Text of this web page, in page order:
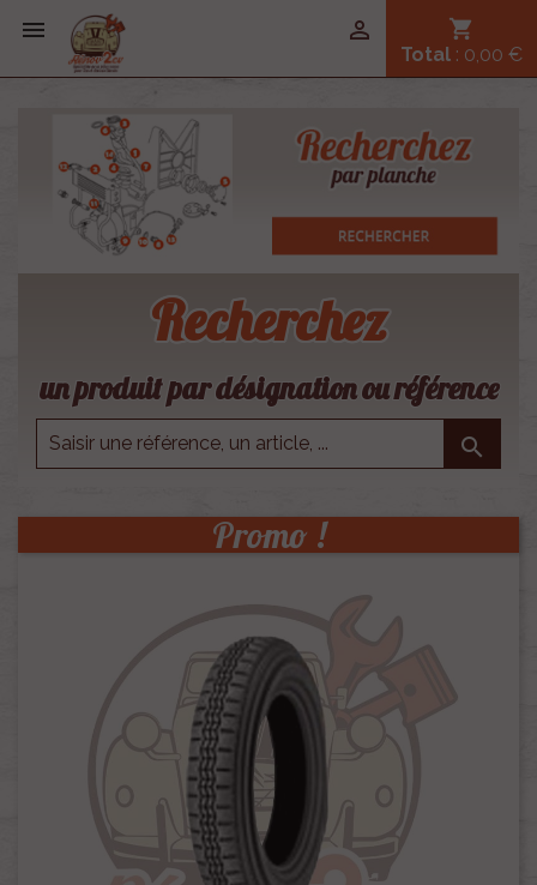
 shopping_cart
Total : 0,00 €

Recherchez
un produit par désignation ou référence

Promo !